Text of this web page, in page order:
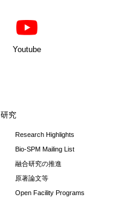
Youtube
研究
Research Highlights
Bio-SPM Mailing List
融合研究の推進
原著論文等
Open Facility Programs